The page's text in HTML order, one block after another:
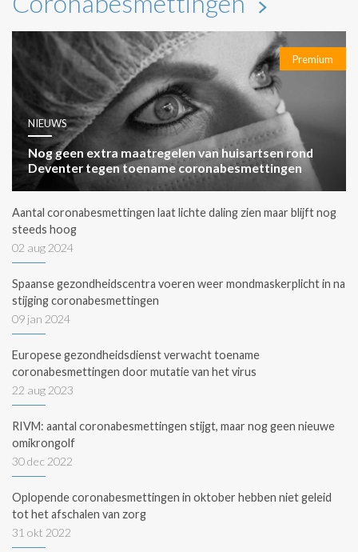
Premium
NIEUWS
Nog geen extra maatregelen van huisartsen rond
Deventer tegen toename coronabesmettingen
Aantal coronabesmettingen laat lichte daling zien maar blijft nog
steeds hoog
02 aug 2024
Spaanse gezondheidscentra voeren weer mondmaskerplicht in na
stijging coronabesmettingen
09 jan 2024
Europese gezondheidsdienst verwacht toename
coronabesmettingen door mutatie van het virus
22 aug 2023
RIVM: aantal coronabesmettingen stijgt, maar nog geen nieuwe
omikrongolf
30 dec 2022
Oplopende coronabesmettingen in oktober hebben niet geleid
tot het afschalen van zorg
31 okt 2022